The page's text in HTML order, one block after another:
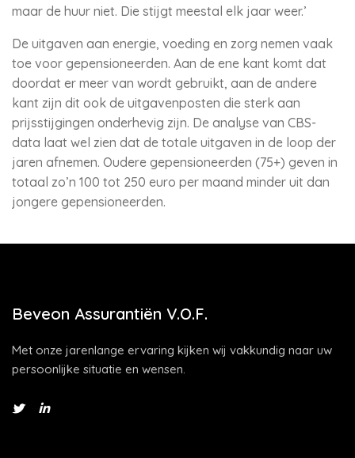
maar de huur niet. Die stijgt meestal elk jaar weer.’
De uitgaven aan energie, voeding en zorg nemen vaak
toe voor gepensioneerden. Aan de ene kant komt dat
doordat er meer van wordt gebruikt, aan de andere
kant zijn dit ook de uitgavenposten die sterk aan
prijsstijgingen onderhevig zijn. De analyse van CBS-
data laat wel zien dat de totale uitgaven in de loop der
jaren afnemen. Oudere gepensioneerden (75+) geven in
totaal zo’n 100 tot 250 euro per maand minder uit dan
jongere gepensioneerden.
Beveon Assurantiën V.O.F.
Met onze jarenlange ervaring kijken wij vakkundig naar uw
persoonlijke situatie en wensen.